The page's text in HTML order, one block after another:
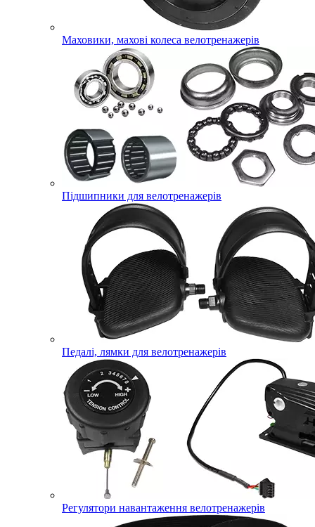
Маховики, махові колеса велотренажерів
Підшипники для велотренажерів
Педалі, лямки для велотренажерів
Регулятори навантаження велотренажерів